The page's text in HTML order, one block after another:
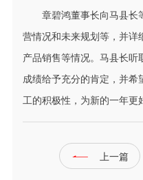
章碧鸿董事长向马县长
营情况和未来规划等，并详
产品销售等情况。马县长听
成绩给予充分的肯定，并希
工的积极性，为新的一年更
上一篇